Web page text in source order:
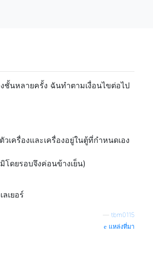
ชั้นหลายครั้ง ฉันทำตามเงื่อนไขต่อไป
ครื่องและเครื่องอยู่ในตู้ที่กำหนดเอง
ดยรอบจึงค่อนข้างเย็น)
เยอร์
tbm0115
แหล่งที่มา